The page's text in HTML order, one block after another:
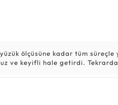
ölçüsüne kadar tüm süreçle
ve keyifli hale getirdi.